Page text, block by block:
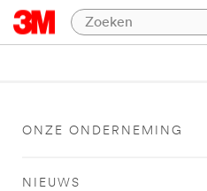
ONZE ONDERNEMING
NIEUWS